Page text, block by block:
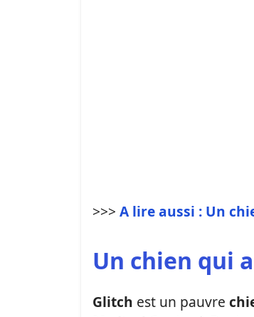
>>> A lire aussi : Un
Un chien qui
Glitch est un pauvre